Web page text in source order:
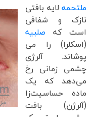
ملتحمه لایه بافتی
نازک و شفافی
است که صلبیه
(اسکلرا) را می
پوشاند. آلرژی
چشمی زمانی رخ
می‌دهد که یک
ماده حساسیت‌زا
(آلرژن) بافت